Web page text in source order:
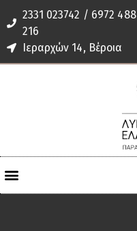
2331 023742 / 6972 488
216
Ιεραρχών 14, Βέροια